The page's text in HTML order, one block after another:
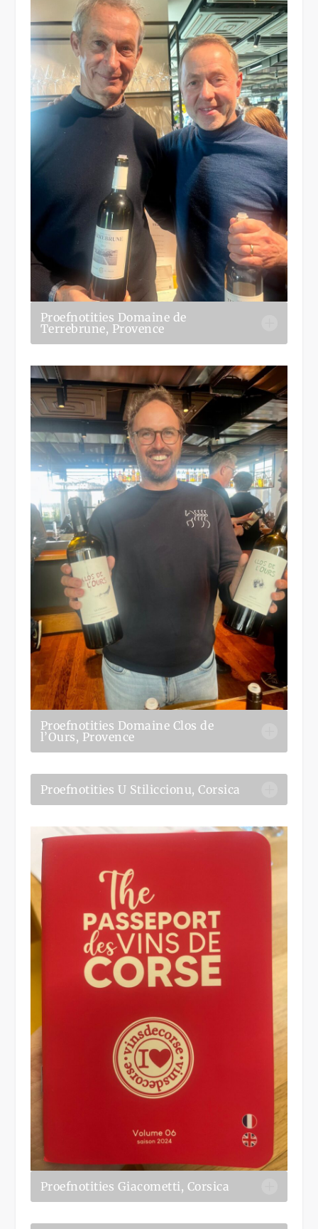
Proefnotities Domaine de
Terrebrune, Provence
Proefnotities Domaine Clos de
l’Ours, Provence
Proefnotities U Stiliccionu, Corsica
Proefnotities Giacometti, Corsica